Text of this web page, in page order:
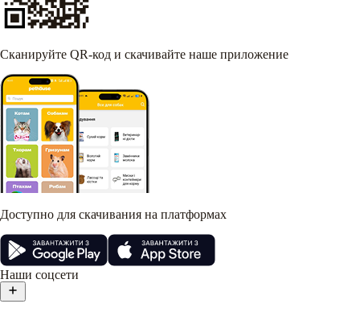
Сканируйте QR-код и скачивайте наше приложение
Доступно для скачивания на платформах
Наши соцсети